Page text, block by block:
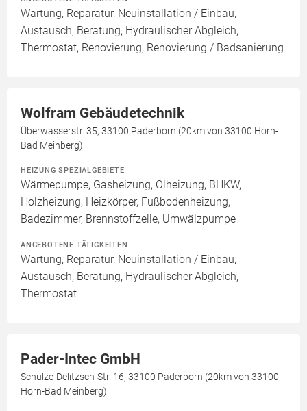
Wartung, Reparatur, Neuinstallation / Einbau,
Austausch, Beratung, Hydraulischer Abgleich,
Thermostat, Renovierung, Renovierung / Badsanierung
Wolfram Gebäudetechnik
Überwasserstr. 35, 33100 Paderborn (20km von 33100 Horn-
Bad Meinberg)
HEIZUNG SPEZIALGEBIETE
Wärmepumpe, Gasheizung, Ölheizung, BHKW,
Holzheizung, Heizkörper, Fußbodenheizung,
Badezimmer, Brennstoffzelle, Umwälzpumpe
ANGEBOTENE TÄTIGKEITEN
Wartung, Reparatur, Neuinstallation / Einbau,
Austausch, Beratung, Hydraulischer Abgleich,
Thermostat
Pader-Intec GmbH
Schulze-Delitzsch-Str. 16, 33100 Paderborn (20km von 33100
Horn-Bad Meinberg)